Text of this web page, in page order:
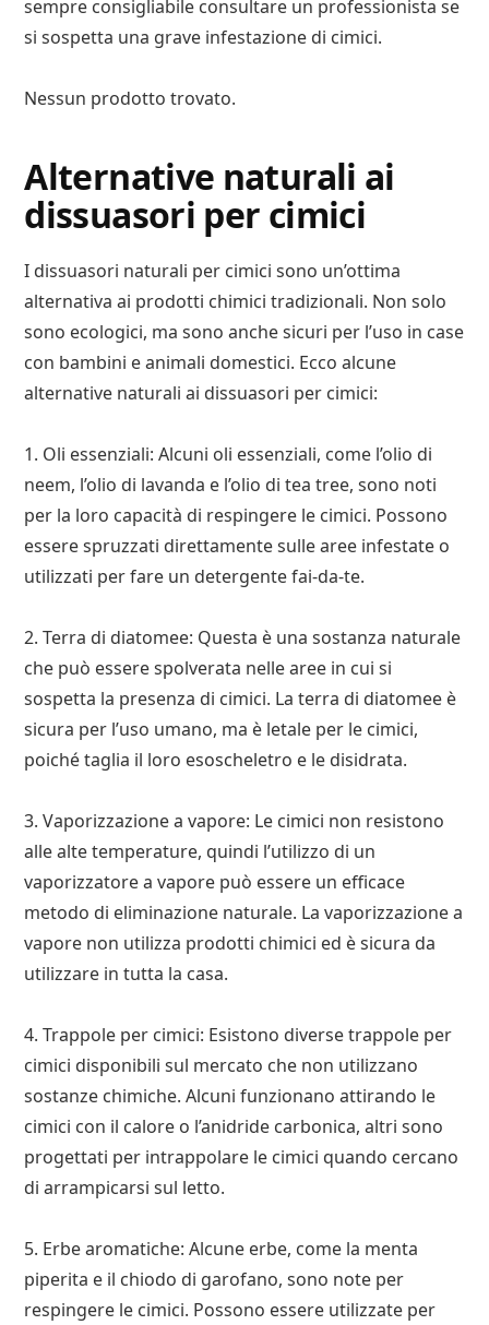
sempre consigliabile consultare un professionista se
si sospetta una grave infestazione di cimici.
Nessun prodotto trovato.
Alternative naturali ai
dissuasori per cimici
I dissuasori naturali per cimici sono un’ottima
alternativa ai prodotti chimici tradizionali. Non solo
sono ecologici, ma sono anche sicuri per l’uso in case
con bambini e animali domestici. Ecco alcune
alternative naturali ai dissuasori per cimici:
1. Oli essenziali: Alcuni oli essenziali, come l’olio di
neem, l’olio di lavanda e l’olio di tea tree, sono noti
per la loro capacità di respingere le cimici. Possono
essere spruzzati direttamente sulle aree infestate o
utilizzati per fare un detergente fai-da-te.
2. Terra di diatomee: Questa è una sostanza naturale
che può essere spolverata nelle aree in cui si
sospetta la presenza di cimici. La terra di diatomee è
sicura per l’uso umano, ma è letale per le cimici,
poiché taglia il loro esoscheletro e le disidrata.
3. Vaporizzazione a vapore: Le cimici non resistono
alle alte temperature, quindi l’utilizzo di un
vaporizzatore a vapore può essere un efficace
metodo di eliminazione naturale. La vaporizzazione a
vapore non utilizza prodotti chimici ed è sicura da
utilizzare in tutta la casa.
4. Trappole per cimici: Esistono diverse trappole per
cimici disponibili sul mercato che non utilizzano
sostanze chimiche. Alcuni funzionano attirando le
cimici con il calore o l’anidride carbonica, altri sono
progettati per intrappolare le cimici quando cercano
di arrampicarsi sul letto.
5. Erbe aromatiche: Alcune erbe, come la menta
piperita e il chiodo di garofano, sono note per
respingere le cimici. Possono essere utilizzate per